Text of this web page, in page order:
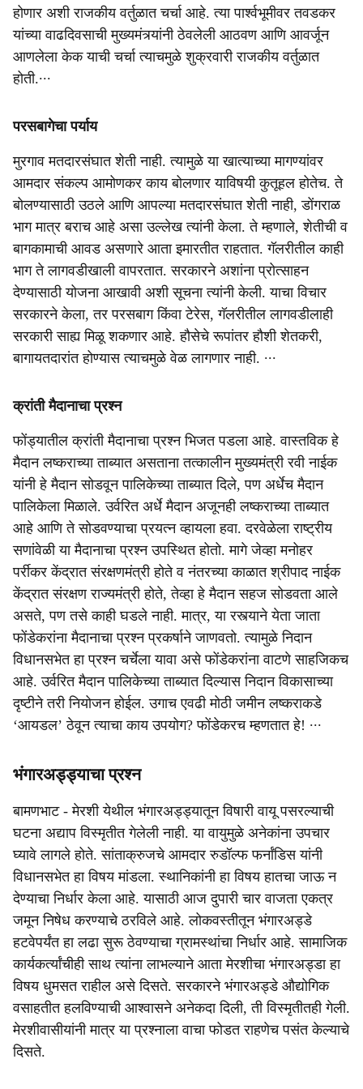
होणार अशी राजकीय वर्तुळात चर्चा आहे. त्या पार्श्वभूमीवर तवडकर
यांच्या वाढदिवसाची मुख्यमंत्र्यांनी ठेवलेली आठवण आणि आवर्जून
आणलेला केक याची चर्चा त्याचमुळे शुक्रवारी राजकीय वर्तुळात
होती.∙∙∙
परसबागेचा पर्याय
मुरगाव मतदारसंघात शेती नाही. त्यामुळे या खात्याच्या मागण्यांवर
आमदार संकल्प आमोणकर काय बोलणार याविषयी कुतूहल होतेच. ते
बोलण्यासाठी उठले आणि आपल्या मतदारसंघात शेती नाही, डोंगराळ
भाग मात्र बराच आहे असा उल्लेख त्यांनी केला. ते म्हणाले, शेतीची व
बागकामाची आवड असणारे आता इमारतीत राहतात. गॅलरीतील काही
भाग ते लागवडीखाली वापरतात. सरकारने अशांना प्रोत्साहन
देण्यासाठी योजना आखावी अशी सूचना त्यांनी केली. याचा विचार
सरकारने केला, तर परसबाग किंवा टेरेस, गॅलरीतील लागवडीलाही
सरकारी साह्य मिळू शकणार आहे. हौसेचे रूपांतर हौशी शेतकरी,
बागायतदारांत होण्यास त्याचमुळे वेळ लागणार नाही. ∙∙∙
क्रांती मैदानाचा प्रश्न
फोंड्यातील क्रांती मैदानाचा प्रश्न भिजत पडला आहे. वास्तविक हे
मैदान लष्कराच्या ताब्यात असताना तत्कालीन मुख्यमंत्री रवी नाईक
यांनी हे मैदान सोडवून पालिकेच्या ताब्यात दिले, पण अर्धेच मैदान
पालिकेला मिळाले. उर्वरित अर्धे मैदान अजूनही लष्कराच्या ताब्यात
आहे आणि ते सोडवण्याचा प्रयत्न व्हायला हवा. दरवेळेला राष्ट्रीय
सणांवेळी या मैदानाचा प्रश्न उपस्थित होतो. मागे जेव्हा मनोहर
पर्रीकर केंद्रात संरक्षणमंत्री होते व नंतरच्या काळात श्रीपाद नाईक
केंद्रात संरक्षण राज्यमंत्री होते, तेव्हा हे मैदान सहज सोडवता आले
असते, पण तसे काही घडले नाही. मात्र, या रस्त्याने येता जाता
फोंडेकरांना मैदानाचा प्रश्न प्रकर्षाने जाणवतो. त्यामुळे निदान
विधानसभेत हा प्रश्न चर्चेला यावा असे फोंडेकरांना वाटणे साहजिकच
आहे. उर्वरित मैदान पालिकेच्या ताब्यात दिल्यास निदान विकासाच्या
दृष्टीने तरी नियोजन होईल. उगाच एवढी मोठी जमीन लष्कराकडे
‘आयडल’ ठेवून त्याचा काय उपयोग? फोंडेकरच म्हणतात हे! ∙∙∙
भंगारअड्ड्याचा प्रश्न
बामणभाट - मेरशी येथील भंगारअड्ड्यातून विषारी वायू पसरल्याची
घटना अद्याप विस्मृतीत गेलेली नाही. या वायुमुळे अनेकांना उपचार
घ्यावे लागले होते. सांताक्रुजचे आमदार रुडॉल्फ फर्नांडिस यांनी
विधानसभेत हा विषय मांडला. स्थानिकांनी हा विषय हातचा जाऊ न
देण्याचा निर्धार केला आहे. यासाठी आज दुपारी चार वाजता एकत्र
जमून निषेध करण्याचे ठरविले आहे. लोकवस्तीतून भंगारअड्डे
हटवेपर्यंत हा लढा सुरू ठेवण्याचा ग्रामस्थांचा निर्धार आहे. सामाजिक
कार्यकर्त्यांचीही साथ त्यांना लाभल्याने आता मेरशीचा भंगारअड्डा हा
विषय धुमसत राहील असे दिसते. सरकारने भंगारअड्डे औद्योगिक
वसाहतीत हलविण्याची आश्वासने अनेकदा दिली, ती विस्मृतीतही गेली.
मेरशीवासीयांनी मात्र या प्रश्नाला वाचा फोडत राहणेच पसंत केल्याचे
दिसते.